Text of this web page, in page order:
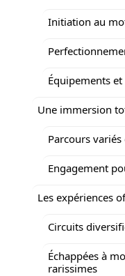
Initiation au
Équipements
Une immersion
Parcours variés
Engagement
Les expériences
Circuits
Échappées à
rarissimes